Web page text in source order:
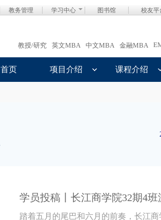
教务管理 学习中心 图书馆 校友平
教授/研究 英文MBA 中文MBA 金融MBA
首页 项目介绍 课程介绍
学员投稿丨长江商学院32期4
踏着五月的尾巴和六月的前奏，长江